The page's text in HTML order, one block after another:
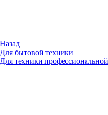
Назад
Для бытовой техники
Для техники профессиональной